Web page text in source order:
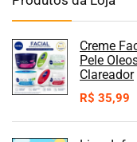
Creme
Pele
Clareador
R$ 35,99